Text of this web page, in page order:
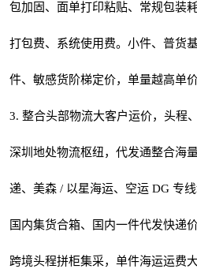
包加固、面单打印粘贴、常规包装
打包费、系统使用费。小件、普货
件、敏感货阶梯定价，单量越高单价
3. 整合头部物流大客户运价，头程
深圳地处物流枢纽，代发通整合海
递、美森 / 以星海运、空运 DG 专
国内集货合箱、国内一件代发快递
跨境头程拼柜集采，单件海运运费